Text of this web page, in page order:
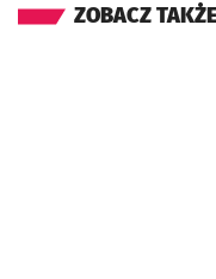
ZOBACZ TAKŻE